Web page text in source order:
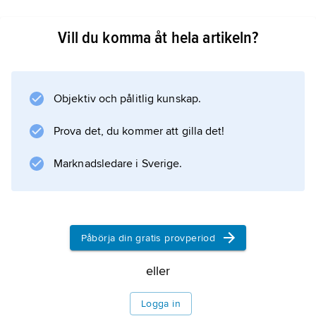
Vill du komma åt hela artikeln?
Objektiv och pålitlig kunskap.
Prova det, du kommer att gilla det!
Marknadsledare i Sverige.
Påbörja din gratis provperiod
eller
Logga in